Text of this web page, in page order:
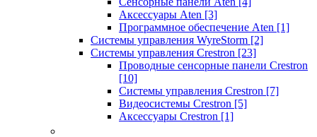
Аксессуары Aten [3]
Программное обеспечение Aten [1]
Системы управления WyreStorm [2]
Системы управления Crestron [23]
Проводные сенсорные панели Crestron
[10]
Системы управления Crestron [7]
Видеосистемы Crestron [5]
Аксессуары Crestron [1]